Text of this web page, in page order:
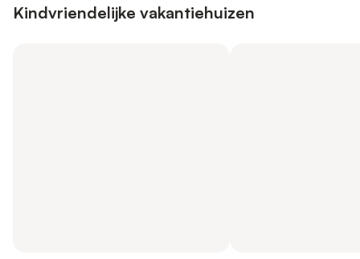
Kindvriendelijke vakantiehuizen